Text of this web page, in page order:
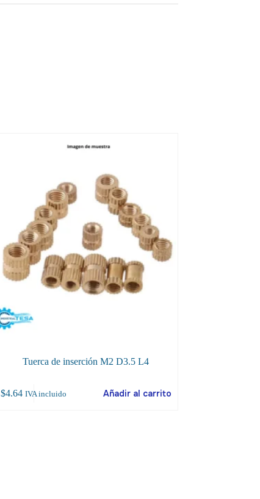
Tuerca de inserción M2 D3.5 L4
$4.64 IVA incluido Añadir al carrito